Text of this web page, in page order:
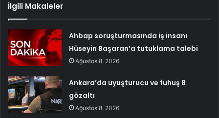
İlgili Makaleler
Ahbap soruşturmasında iş insanı
Hüseyin Başaran’a tutuklama talebi
Ağustos 8, 2026
Ankara’da uyuşturucu ve fuhuş 8
gözaltı
Ağustos 8, 2026